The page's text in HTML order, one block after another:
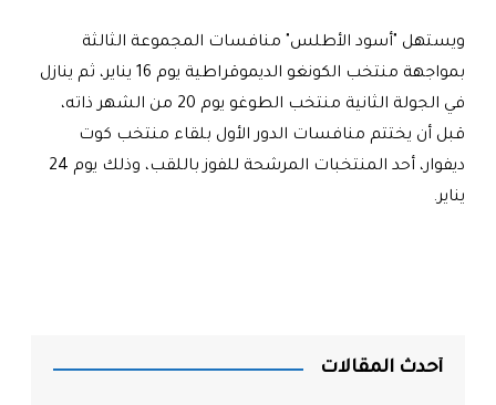
ويستهل "أسود الأطلس" منافسات المجموعة الثالثة
بمواجهة منتخب الكونغو الديموقراطية يوم 16 يناير، ثم ينازل
في الجولة الثانية منتخب الطوغو يوم 20 من الشهر ذاته،
قبل أن يختتم منافسات الدور الأول بلقاء منتخب كوت
ديفوار، أحد المنتخبات المرشحة للفوز باللقب، وذلك يوم 24
يناير.
أحدث المقالات